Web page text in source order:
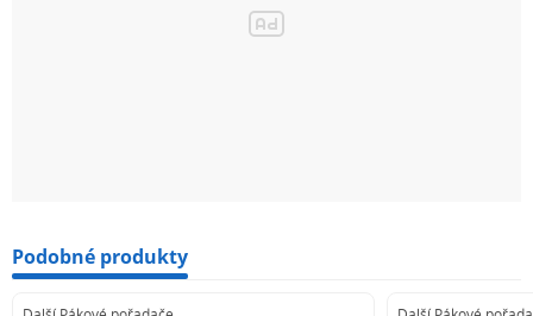
Podobné produkty